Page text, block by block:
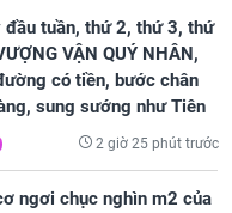
đầu tuần, thứ 2, thứ 3, thứ
VẬN QUÝ NHÂN,
có tiền, bước chân
sung sướng như Tiên
2 giờ 25 phút trước
ngơi chục nghìn m2 của